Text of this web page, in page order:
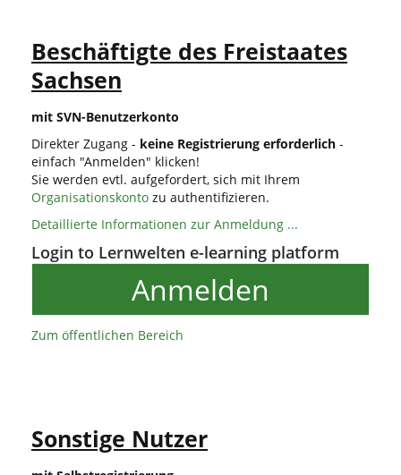
Beschäftigte des Freistaates
Sachsen
mit SVN-Benutzerkonto
Direkter Zugang - keine Registrierung erforderlich -
einfach "Anmelden" klicken!
Sie werden evtl. aufgefordert, sich mit Ihrem
Organisationskonto zu authentifizieren.
Detaillierte Informationen zur Anmeldung ...
Login to Lernwelten e-learning platform
Anmelden
Zum öffentlichen Bereich
Sonstige Nutzer